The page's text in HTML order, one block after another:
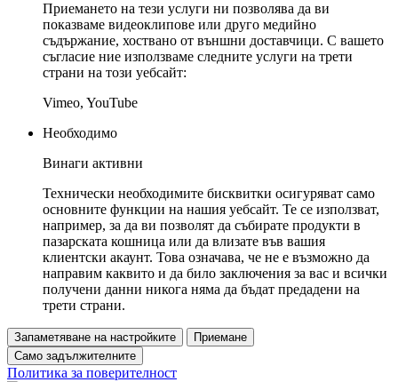
Приемането на тези услуги ни позволява да ви
показваме видеоклипове или друго медийно
съдържание, хоствано от външни доставчици. С вашето
съгласие ние използваме следните услуги на трети
страни на този уебсайт:
Vimeo, YouTube
Необходимо
Винаги активни
Технически необходимите бисквитки осигуряват само
основните функции на нашия уебсайт. Те се използват,
например, за да ви позволят да събирате продукти в
пазарската кошница или да влизате във вашия
клиентски акаунт. Това означава, че не е възможно да
направим каквито и да било заключения за вас и всички
получени данни никога няма да бъдат предадени на
трети страни.
Запаметяване на настройките
Приемане
Само задължителните
Политика за поверителност